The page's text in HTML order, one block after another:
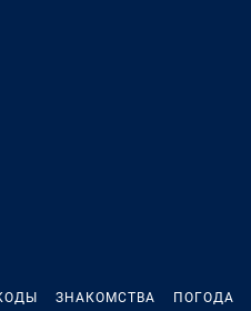
ЗНАКОМСТВА ПОГОДА